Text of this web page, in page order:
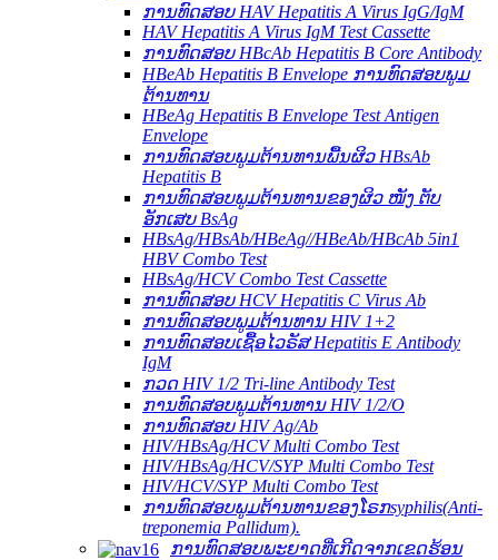
ການທົດສອບ HAV Hepatitis A Virus IgG/IgM
HAV Hepatitis A Virus IgM Test Cassette
ການທົດສອບ HBcAb Hepatitis B Core Antibody
HBeAb Hepatitis B Envelope ການທົດສອບພູມ
ຕ້ານທານ
HBeAg Hepatitis B Envelope Test Antigen
Envelope
ການທົດສອບພູມຕ້ານທານພື້ນຜິວ HBsAb
Hepatitis B
ການທົດສອບພູມຕ້ານທານຂອງຜິວ ໜັງ ຕັບ
ອັກເສບ BsAg
HBsAg/HBsAb/HBeAg//HBeAb/HBcAb 5in1
HBV Combo Test
HBsAg/HCV Combo Test Cassette
ການທົດສອບ HCV Hepatitis C Virus Ab
ການທົດສອບພູມຕ້ານທານ HIV 1+2
ການທົດສອບເຊື້ອໄວຣັສ Hepatitis E Antibody
IgM
ກວດ HIV 1/2 Tri-line Antibody Test
ການທົດສອບພູມຕ້ານທານ HIV 1/2/O
ການທົດສອບ HIV Ag/Ab
HIV/HBsAg/HCV Multi Combo Test
HIV/HBsAg/HCV/SYP Multi Combo Test
HIV/HCV/SYP Multi Combo Test
ການທົດສອບພູມຕ້ານທານຂອງໂຣກsyphilis(Anti-
treponemia Pallidum).
ການທົດສອບພະຍາດທີ່ເກີດຈາກເຂດຮ້ອນ